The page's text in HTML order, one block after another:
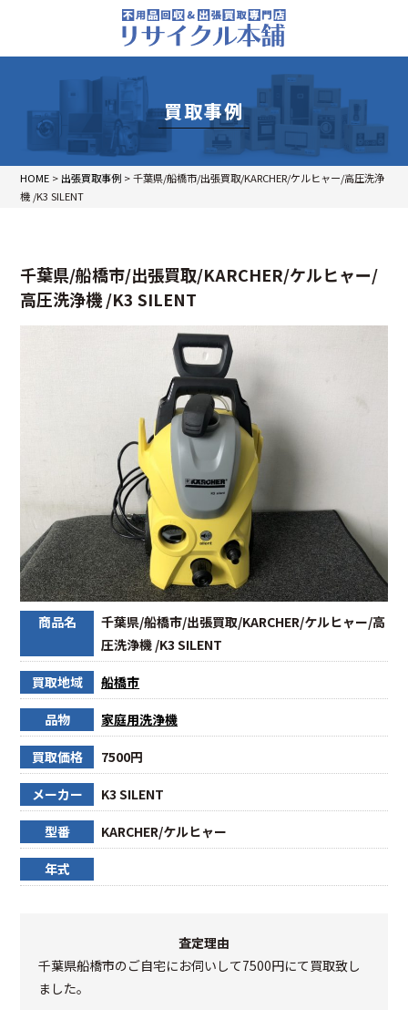
買取事例
HOME > 出張買取事例 >千葉県/船橋市/出張買取/KARCHER/ケルヒャー/高圧洗浄
機 /K3 SILENT
千葉県/船橋市/出張買取/KARCHER/ケルヒャー/
高圧洗浄機 /K3 SILENT
商品名
千葉県/船橋市/出張買取/KARCHER/ケルヒャー/高
圧洗浄機 /K3 SILENT
買取地域 船橋市
品物 家庭用洗浄機
買取価格 7500円
メーカー K3 SILENT
型番 KARCHER/ケルヒャー
年式
査定理由
千葉県船橋市のご自宅にお伺いして7500円にて買取致し
ました。